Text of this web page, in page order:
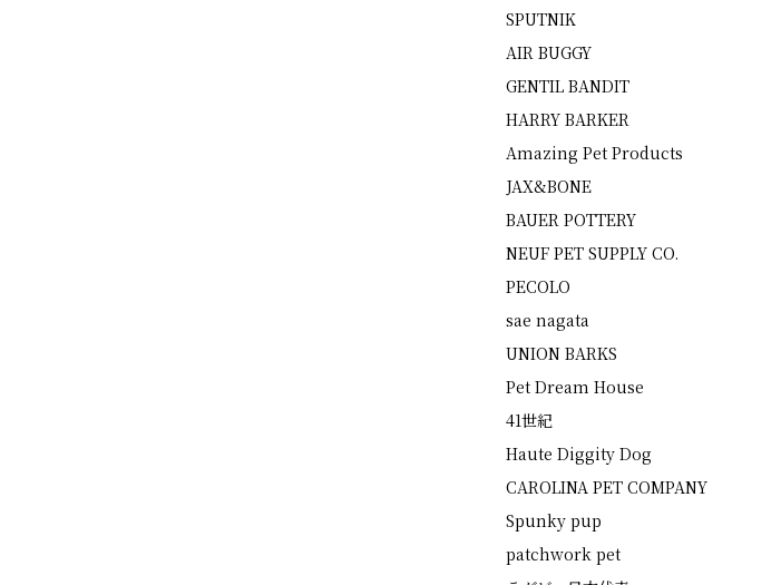
SPUTNIK
AIR BUGGY
GENTIL BANDIT
HARRY BARKER
Amazing Pet Products
JAX&BONE
BAUER POTTERY
NEUF PET SUPPLY CO.
PECOLO
sae nagata
UNION BARKS
Pet Dream House
41世紀
Haute Diggity Dog
CAROLINA PET COMPANY
Spunky pup
patchwork pet